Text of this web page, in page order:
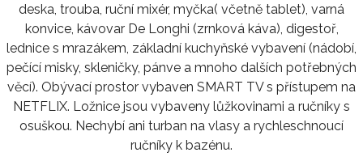
deska, trouba, ruční mixér, myčka( včetně tablet), varná
konvice, kávovar De Longhi (zrnková káva), digestoř,
lednice s mrazákem, základní kuchyňské vybavení (nádobí,
pečící misky, skleničky, pánve a mnoho dalších potřebných
věcí). Obývací prostor vybaven SMART TV s přístupem na
NETFLIX. Ložnice jsou vybaveny lůžkovinami a ručníky s
osuškou. Nechybí ani turban na vlasy a rychleschnoucí
ručníky k bazénu.